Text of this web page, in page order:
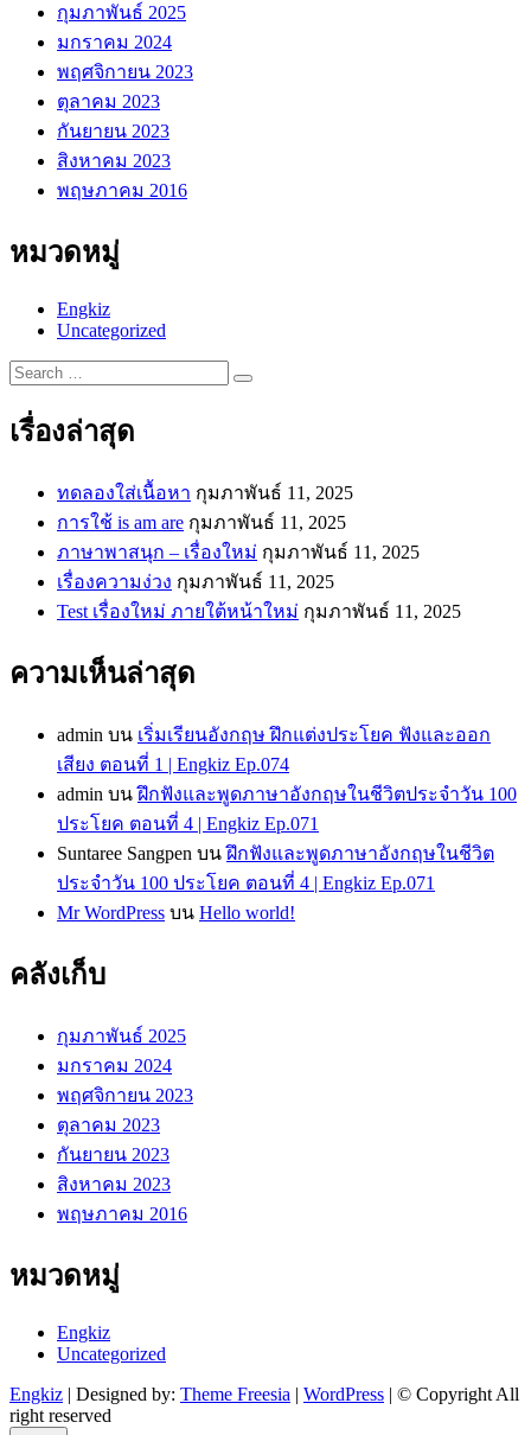
กุมภาพันธ์ 2025
มกราคม 2024
พฤศจิกายน 2023
ตุลาคม 2023
กันยายน 2023
สิงหาคม 2023
พฤษภาคม 2016
หมวดหมู่
Engkiz
Uncategorized
Search
…
เรื่องล่าสุด
ทดลองใส่เนื้อหา กุมภาพันธ์ 11, 2025
การใช้ is am are กุมภาพันธ์ 11, 2025
ภาษาพาสนุก – เรื่องใหม่ กุมภาพันธ์ 11, 2025
เรื่องความง่วง กุมภาพันธ์ 11, 2025
Test เรื่องใหม่ ภายใต้หน้าใหม่ กุมภาพันธ์ 11, 2025
ความเห็นล่าสุด
admin บน เริ่มเรียนอังกฤษ ฝึกแต่งประโยค ฟังและออก
เสียง ตอนที่ 1 | Engkiz Ep.074
admin บนฝึกฟังและพูดภาษาอังกฤษในชีวิตประจำวัน 100
ประโยค ตอนที่ 4 | Engkiz Ep.071
Suntaree Sangpen บนฝึกฟังและพูดภาษาอังกฤษในชีวิต
ประจำวัน 100 ประโยค ตอนที่ 4 | Engkiz Ep.071
Mr WordPress บน Hello world!
คลังเก็บ
กุมภาพันธ์ 2025
มกราคม 2024
พฤศจิกายน 2023
ตุลาคม 2023
กันยายน 2023
สิงหาคม 2023
พฤษภาคม 2016
หมวดหมู่
Engkiz
Uncategorized
Engkiz | Designed by: Theme Freesia | WordPress | © Copyright All
right reserved